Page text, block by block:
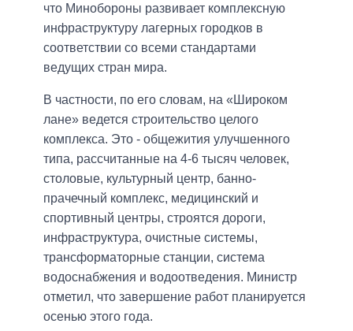
что Минобороны развивает комплексную
инфраструктуру лагерных городков в
соответствии со всеми стандартами
ведущих стран мира.
В частности, по его словам, на «Широком
лане» ведется строительство целого
комплекса. Это - общежития улучшенного
типа, рассчитанные на 4-6 тысяч человек,
столовые, культурный центр, банно-
прачечный комплекс, медицинский и
спортивный центры, строятся дороги,
инфраструктура, очистные системы,
трансформаторные станции, система
водоснабжения и водоотведения. Министр
отметил, что завершение работ планируется
осенью этого года.